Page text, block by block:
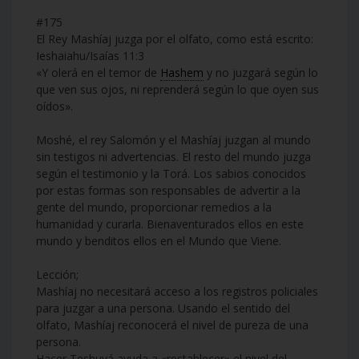
#175
El Rey Mashíaj juzga por el olfato, como está escrito:
Ieshaiahu/Isaías 11:3
«Y olerá en el temor de Hashem y no juzgará según lo
que ven sus ojos, ni reprenderá según lo que oyen sus
oídos».
Moshé, el rey Salomón y el Mashíaj juzgan al mundo
sin testigos ni advertencias. El resto del mundo juzga
según el testimonio y la Torá. Los sabios conocidos
por estas formas son responsables de advertir a la
gente del mundo, proporcionar remedios a la
humanidad y curarla. Bienaventurados ellos en este
mundo y benditos ellos en el Mundo que Viene.
Lección;
Mashíaj no necesitará acceso a los registros policiales
para juzgar a una persona. Usando el sentido del
olfato, Mashíaj reconocerá el nivel de pureza de una
persona.